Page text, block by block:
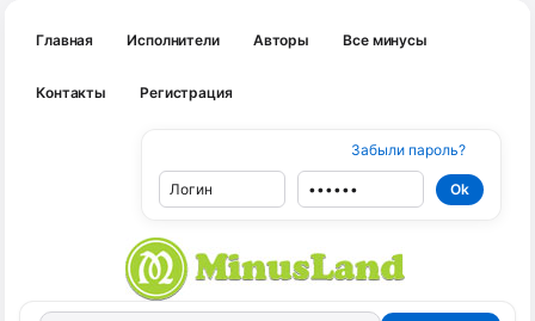
Главная Исполнители Авторы Все минусы
Контакты Регистрация
Забыли пароль?